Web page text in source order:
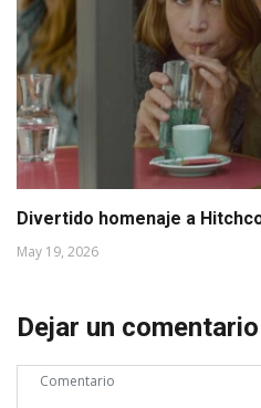
Divertido homenaje a
May 19, 2026
Dejar un comentario